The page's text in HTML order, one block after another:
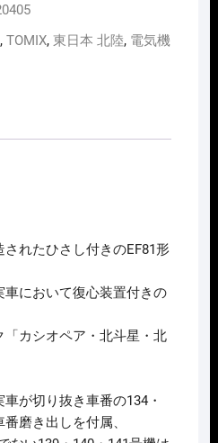
, TOMIX, 東日本 北陸, 電気機
れたひさし付きのEF81形
において復心装置付きの
カシオペア・北斗星・北
が切り抜き車番の134・
磨き出しを付属、